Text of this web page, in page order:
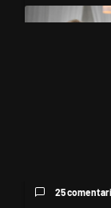
Un artículo de
25